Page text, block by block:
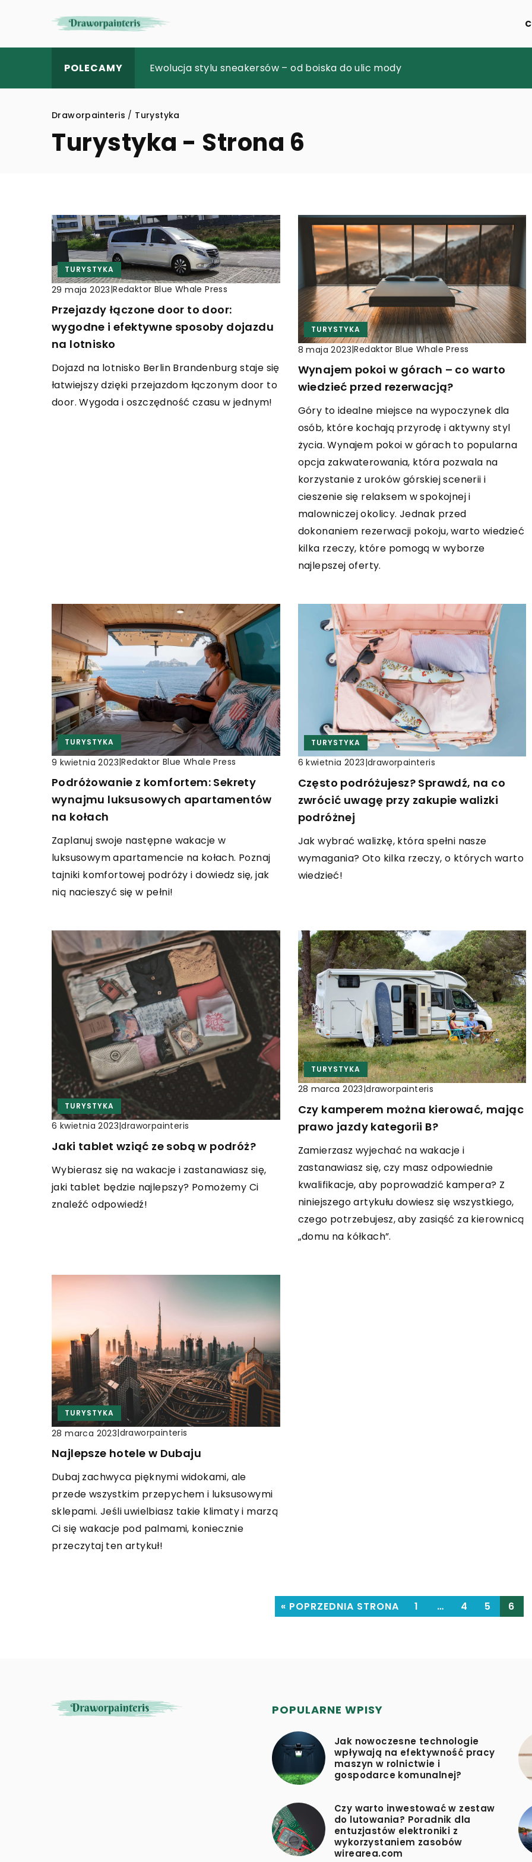
POLECAMY Rozważania na temat bezpieczeństwa i skuteczności materiałów
Ewolucja stylu sneakersów – od boiska do ulic mody
Czy humor w formacjach kabaretowych odzwierciedla zmieniające się trendy
Draworpainteris / Turystyka
Turystyka - Strona 6
TURYSTYKA
29 maja 2023|Redaktor Blue Whale Press
Przejazdy łączone door to door:
wygodne i efektywne sposoby dojazdu
na lotnisko
Dojazd na lotnisko Berlin Brandenburg staje się
łatwiejszy dzięki przejazdom łączonym door to
door. Wygoda i oszczędność czasu w jednym!
TURYSTYKA
8 maja 2023|Redaktor Blue Whale Press
Wynajem pokoi w górach – co warto
wiedzieć przed rezerwacją?
Góry to idealne miejsce na wypoczynek dla
osób, które kochają przyrodę i aktywny styl
życia. Wynajem pokoi w górach to popularna
opcja zakwaterowania, która pozwala na
korzystanie z uroków górskiej scenerii i
cieszenie się relaksem w spokojnej i
malowniczej okolicy. Jednak przed
dokonaniem rezerwacji pokoju, warto wiedzieć
kilka rzeczy, które pomogą w wyborze
najlepszej oferty.
TURYSTYKA
9 kwietnia 2023|Redaktor Blue Whale Press
Podróżowanie z komfortem: Sekrety
wynajmu luksusowych apartamentów
na kołach
Zaplanuj swoje następne wakacje w
luksusowym apartamencie na kołach. Poznaj
tajniki komfortowej podróży i dowiedz się, jak
nią nacieszyć się w pełni!
TURYSTYKA
6 kwietnia 2023|draworpainteris
Często podróżujesz? Sprawdź, na co
zwrócić uwagę przy zakupie walizki
podróżnej
Jak wybrać walizkę, która spełni nasze
wymagania? Oto kilka rzeczy, o których warto
wiedzieć!
TURYSTYKA
6 kwietnia 2023|draworpainteris
Jaki tablet wziąć ze sobą w podróż?
Wybierasz się na wakacje i zastanawiasz się,
jaki tablet będzie najlepszy? Pomożemy Ci
znaleźć odpowiedź!
TURYSTYKA
28 marca 2023|draworpainteris
Czy kamperem można kierować, mając
prawo jazdy kategorii B?
Zamierzasz wyjechać na wakacje i
zastanawiasz się, czy masz odpowiednie
kwalifikacje, aby poprowadzić kampera? Z
niniejszego artykułu dowiesz się wszystkiego,
czego potrzebujesz, aby zasiąść za kierownicą
„domu na kółkach”.
TURYSTYKA
28 marca 2023|draworpainteris
Najlepsze hotele w Dubaju
Dubaj zachwyca pięknymi widokami, ale
przede wszystkim przepychem i luksusowymi
sklepami. Jeśli uwielbiasz takie klimaty i marzą
Ci się wakacje pod palmami, koniecznie
przeczytaj ten artykuł!
« POPRZEDNIA STRONA 1 … 4 5 6
POPULARNE WPISY
Jak nowoczesne technologie
wpływają na efektywność pracy
maszyn w rolnictwie i
gospodarce komunalnej?
Czy warto inwestować w zestaw
do lutowania? Poradnik dla
entuzjastów elektroniki z
wykorzystaniem zasobów
wirearea.com